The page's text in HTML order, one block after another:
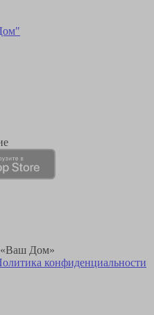
«Ваш Дом»
конфиденциальности